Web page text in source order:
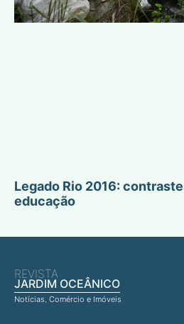
Legado Rio 2016:
educação
REVISTA
JARDIM OCEÂNICO
Notícias, Comércio e Imóveis